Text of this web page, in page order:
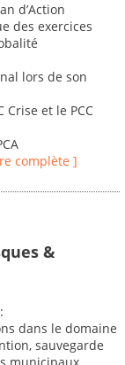
d’Action
des exercices
lors de son
Crise et le PCC
complète ]
&
dans le domaine
sauvegarde